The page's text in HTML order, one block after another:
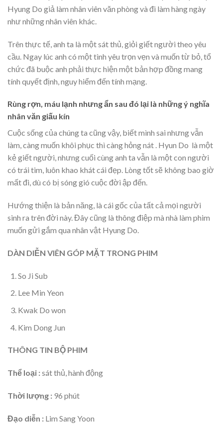
Hyung Do giả làm nhân viên văn phòng và đi làm hàng ngày
như những nhân viên khác.
Trên thực tế, anh ta là một sát thủ, giỏi giết người theo yêu
cầu. Ngay lúc anh có một tình yêu trọn vẹn và muốn từ bỏ, tổ
chức đã buộc anh phải thực hiện một bản hợp đồng mang
tính quyết định, nguy hiểm đến tính mạng.
Rùng rợn, máu lạnh nhưng ẩn sau đó lại là những ý nghĩa
nhân văn giấu kín
Cuộc sống của chúng ta cũng vậy, biết mình sai nhưng vẫn
làm, càng muốn khôi phục thì càng hỏng nát . Hyun Do là một
kẻ giết người, nhưng cuối cùng anh ta vẫn là một con người
có trái tim, luôn khao khát cái đẹp. Lòng tốt sẽ không bao giờ
mất đi, dù có bị sóng gió cuộc đời ập đến.
Hướng thiện là bản năng, là cái gốc của tất cả mọi người
sinh ra trên đời này. Đây cũng là thông điệp mà nhà làm phim
muốn gửi gắm qua nhân vật Hyung Do.
DÀN DIỄN VIÊN GÓP MẶT TRONG PHIM
So Ji Sub
Lee Min Yeon
Kwak Do won
Kim Dong Jun
THÔNG TIN BỘ PHIM
Thể loại :sát thủ, hành động
Thời lượng : 96 phút
Đạo diễn : Lim Sang Yoon